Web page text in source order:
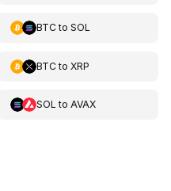
BTCto SOL
BTCto XRP
SOL to AVAX